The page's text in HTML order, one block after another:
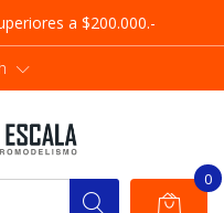
a $200.000.-
0